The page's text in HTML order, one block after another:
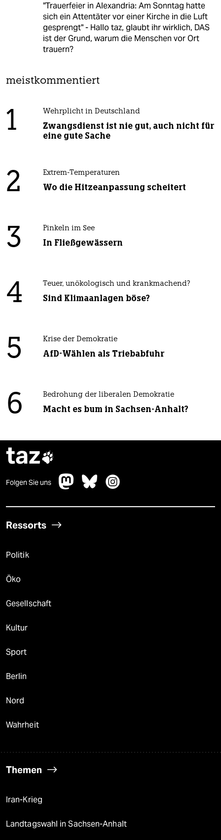
"Trauerfeier in Alexandria: Am Sonntag hatte
sich ein Attentäter vor einer Kirche in die Luft
gesprengt" - Hallo taz, glaubt ihr wirklich, DAS
ist der Grund, warum die Menschen vor Ort
trauern?
meistkommentiert
1 Wehrplicht in Deutschland
Zwangsdienst ist nie gut, auch nicht für
eine gute Sache
2 Extrem-Temperaturen
Wo die Hitzeanpassung scheitert
3 Pinkeln im See
In Fließgewässern
4 Teuer, unökologisch und krankmachend?
Sind Klimaanlagen böse?
5 Krise der Demokratie
AfD-Wählen als Triebabfuhr
6 Bedrohung der liberalen Demokratie
Macht es bum in Sachsen-Anhalt?
taz
Folgen Sie uns
Ressorts
Politik
Öko
Gesellschaft
Kultur
Sport
Berlin
Nord
Wahrheit
Themen
Iran-Krieg
Landtagswahl in Sachsen-Anhalt